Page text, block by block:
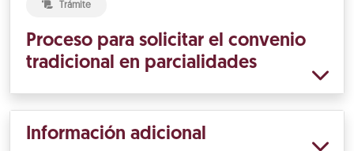
Trámite
Proceso para solicitar el convenio
tradicional en parcialidades
Información adicional